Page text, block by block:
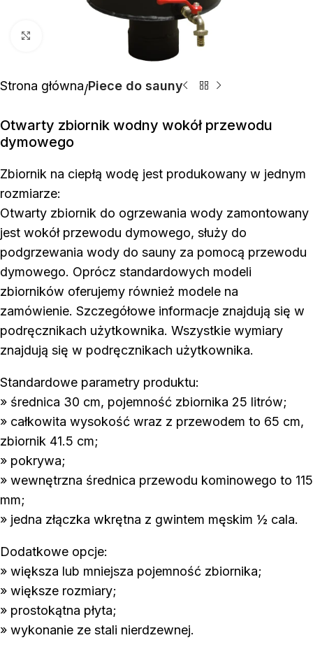
Click to enlarge
Strona główna Piece do sauny
Otwarty zbiornik wodny wokół przewodu
dymowego
Zbiornik na ciepłą wodę jest produkowany w jednym
rozmiarze:
Otwarty zbiornik do ogrzewania wody zamontowany
jest wokół przewodu dymowego, służy do
podgrzewania wody do sauny za pomocą przewodu
dymowego. Oprócz standardowych modeli
zbiorników oferujemy również modele na
zamówienie. Szczegółowe informacje znajdują się w
podręcznikach użytkownika. Wszystkie wymiary
znajdują się w podręcznikach użytkownika.
Standardowe parametry produktu:
» średnica 30 сm, pojemność zbiornika 25 litrów;
» całkowita wysokość wraz z przewodem to 65 cm,
zbiornik 41.5 cm;
» pokrywa;
» wewnętrzna średnica przewodu kominowego to 115
mm;
» jedna złączka wkrętna z gwintem męskim ½ cala.
Dodatkowe opcje:
» większa lub mniejsza pojemność zbiornika;
» większe rozmiary;
» prostokątna płyta;
» wykonanie ze stali nierdzewnej.